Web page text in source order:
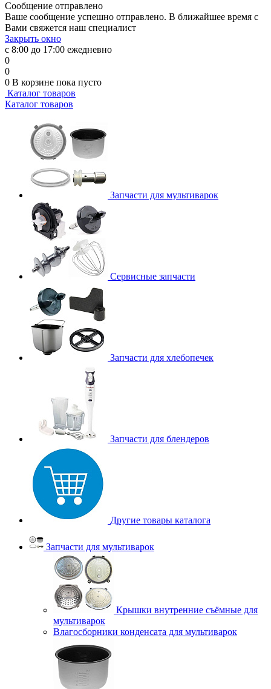
Сообщение отправлено
Ваше сообщение успешно отправлено. В ближайшее время с
Вами свяжется наш специалист
Закрыть окно
с 8:00 до 17:00 ежедневно
0
0
0 В корзине пока пусто
Каталог товаров
Каталог товаров
Запчасти для мультиварок
Сервисные запчасти
Запчасти для хлебопечек
Запчасти для блендеров
Другие товары каталога
Запчасти для мультиварок
Крышки внутренние съёмные для
мультиварок
Влагосборники конденсата для мультиварок